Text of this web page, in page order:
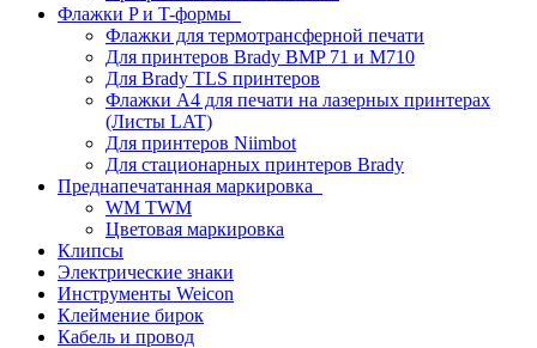
Флажки P и T-формы
Флажки для термотрансферной печати
Для принтеров Brady BMP 71 и M710
Для Brady TLS принтеров
Флажки A4 для печати на лазерных принтерах
(Листы LAT)
Для принтеров Niimbot
Для стационарных принтеров Brady
Преднапечатанная маркировка
WM TWM
Цветовая маркировка
Клипсы
Электрические знаки
Инструменты Weicon
Клеймение бирок
Кабель и провод